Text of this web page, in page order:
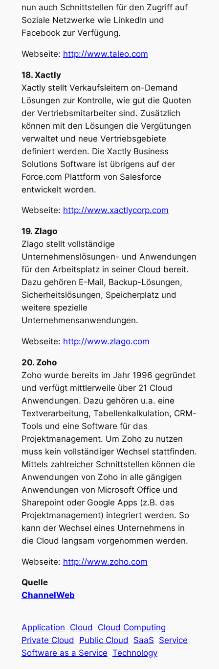
nun auch Schnittstellen für den Zugriff auf
Soziale Netzwerke wie LinkedIn und
Facebook zur Verfügung.
Webseite: http://www.taleo.com
18. Xactly
Xactly stellt Verkaufsleitern on-Demand
Lösungen zur Kontrolle, wie gut die Quoten
der Vertriebsmitarbeiter sind. Zusätzlich
können mit den Lösungen die Vergütungen
verwaltet und neue Vertriebsgebiete
definiert werden. Die Xactly Business
Solutions Software ist übrigens auf der
Force.com Plattform von Salesforce
entwickelt worden.
Webseite: http://www.xactlycorp.com
19. Zlago
Zlago stellt vollständige
Unternehmenslösungen- und Anwendungen
für den Arbeitsplatz in seiner Cloud bereit.
Dazu gehören E-Mail, Backup-Lösungen,
Sicherheitslösungen, Speicherplatz und
weitere spezielle
Unternehmensanwendungen.
Webseite: http://www.zlago.com
20. Zoho
Zoho wurde bereits im Jahr 1996 gegründet
und verfügt mittlerweile über 21 Cloud
Anwendungen. Dazu gehören u.a. eine
Textverarbeitung, Tabellenkalkulation, CRM-
Tools und eine Software für das
Projektmanagement. Um Zoho zu nutzen
muss kein vollständiger Wechsel stattfinden.
Mittels zahlreicher Schnittstellen können die
Anwendungen von Zoho in alle gängigen
Anwendungen von Microsoft Office und
Sharepoint oder Google Apps (z.B. das
Projektmanagement) integriert werden. So
kann der Wechsel eines Unternehmens in
die Cloud langsam vorgenommen werden.
Webseite: http://www.zoho.com
Quelle
ChannelWeb
Application Cloud
Cloud Computing
Private Cloud
Public Cloud SaaS Service
Software as a Service Technology